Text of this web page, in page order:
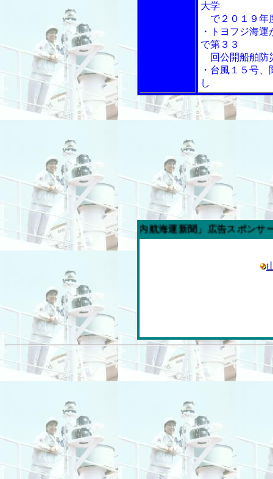
大学
で２０１９年
・トヨフジ海
で第３３
回公開船舶防
・台風１５号
し
今週の「内航海運新聞」広告スポンサー企業